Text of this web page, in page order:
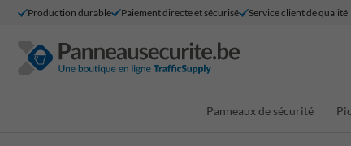
Production durable Paiement directe et sécurisé Service client de qualité
Panneaux de sécurité